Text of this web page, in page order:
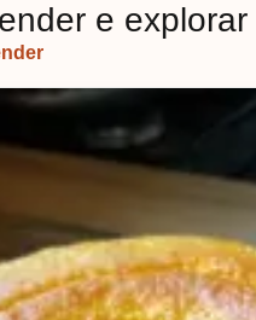
e explorar